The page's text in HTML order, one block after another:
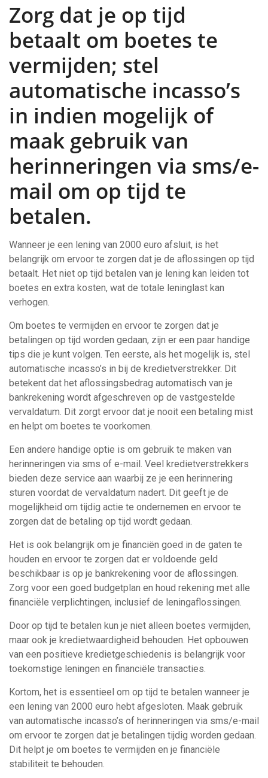
Zorg dat je op tijd
betaalt om boetes te
vermijden; stel
automatische incasso’s
in indien mogelijk of
maak gebruik van
herinneringen via sms/e-
mail om op tijd te
betalen.
Wanneer je een lening van 2000 euro afsluit, is het
belangrijk om ervoor te zorgen dat je de aflossingen op tijd
betaalt. Het niet op tijd betalen van je lening kan leiden tot
boetes en extra kosten, wat de totale leninglast kan
verhogen.
Om boetes te vermijden en ervoor te zorgen dat je
betalingen op tijd worden gedaan, zijn er een paar handige
tips die je kunt volgen. Ten eerste, als het mogelijk is, stel
automatische incasso’s in bij de kredietverstrekker. Dit
betekent dat het aflossingsbedrag automatisch van je
bankrekening wordt afgeschreven op de vastgestelde
vervaldatum. Dit zorgt ervoor dat je nooit een betaling mist
en helpt om boetes te voorkomen.
Een andere handige optie is om gebruik te maken van
herinneringen via sms of e-mail. Veel kredietverstrekkers
bieden deze service aan waarbij ze je een herinnering
sturen voordat de vervaldatum nadert. Dit geeft je de
mogelijkheid om tijdig actie te ondernemen en ervoor te
zorgen dat de betaling op tijd wordt gedaan.
Het is ook belangrijk om je financiën goed in de gaten te
houden en ervoor te zorgen dat er voldoende geld
beschikbaar is op je bankrekening voor de aflossingen.
Zorg voor een goed budgetplan en houd rekening met alle
financiële verplichtingen, inclusief de leningaflossingen.
Door op tijd te betalen kun je niet alleen boetes vermijden,
maar ook je kredietwaardigheid behouden. Het opbouwen
van een positieve kredietgeschiedenis is belangrijk voor
toekomstige leningen en financiële transacties.
Kortom, het is essentieel om op tijd te betalen wanneer je
een lening van 2000 euro hebt afgesloten. Maak gebruik
van automatische incasso’s of herinneringen via sms/e-mail
om ervoor te zorgen dat je betalingen tijdig worden gedaan.
Dit helpt je om boetes te vermijden en je financiële
stabiliteit te behouden.